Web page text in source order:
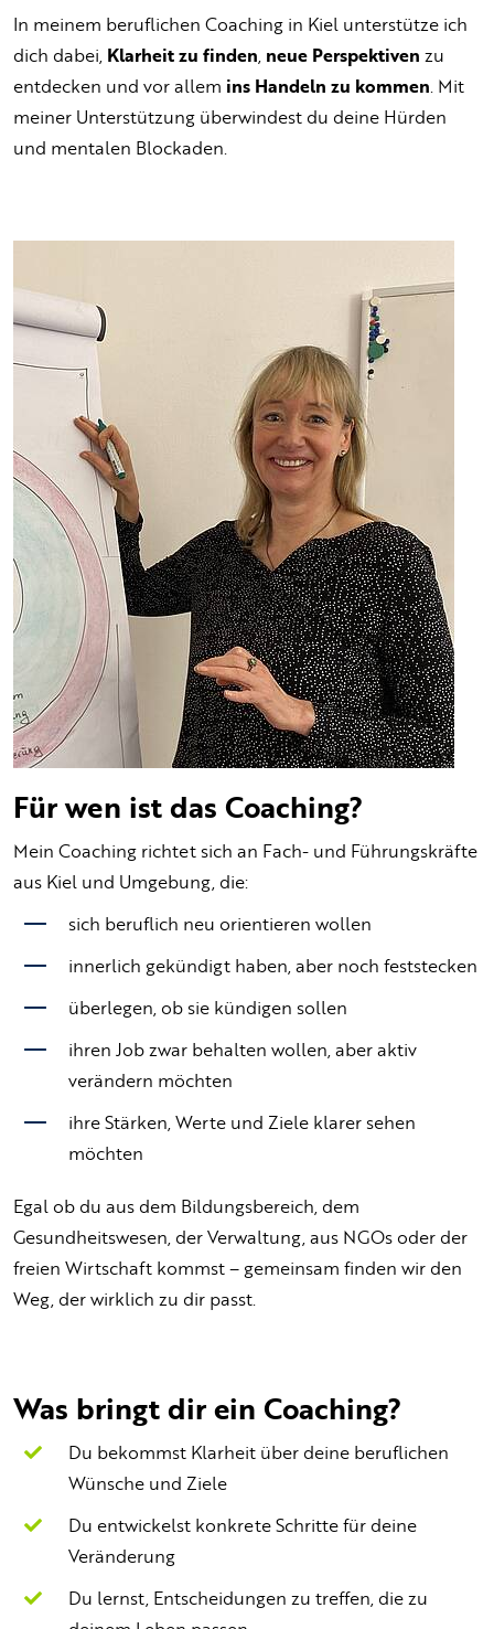
In meinem beruflichen Coaching in Kiel unterstütze ich
dich dabei, Klarheit zu finden, neue Perspektiven zu
entdecken und vor allem ins Handeln zu kommen. Mit
meiner Unterstützung überwindest du deine Hürden
und mentalen Blockaden.
Für wen ist das Coaching?
Mein Coaching richtet sich an Fach- und Führungskräfte
aus Kiel und Umgebung, die:
sich beruflich neu orientieren wollen
innerlich gekündigt haben, aber noch feststecken
überlegen, ob sie kündigen sollen
ihren Job zwar behalten wollen, aber aktiv
verändern möchten
ihre Stärken, Werte und Ziele klarer sehen
möchten
Egal ob du aus dem Bildungsbereich, dem
Gesundheitswesen, der Verwaltung, aus NGOs oder der
freien Wirtschaft kommst – gemeinsam finden wir den
Weg, der wirklich zu dir passt.
Was bringt dir ein Coaching?
Du bekommst Klarheit über deine beruflichen
Wünsche und Ziele
Du entwickelst konkrete Schritte für deine
Veränderung
Du lernst, Entscheidungen zu treffen, die zu